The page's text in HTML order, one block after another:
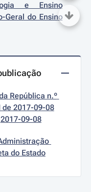
e Ensino
Geral do Ensino
República n.º
de 2017-09-08
2017-09-08
do Estado